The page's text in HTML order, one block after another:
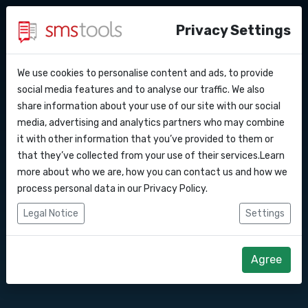
API Docs
Webhooks
Integrationen
Zapier
Warum smstools?
Blog
Service level agreement
Kontakt
Eine preisangabe anfragen
Bulk SMS versenden nach
Ungarn
Senden Sie Bulk SMS nach Ungarn. SMS
Angebot anfordern
Privacy Settings
We use cookies to personalise content and ads, to provide
social media features and to analyse our traffic. We also
share information about your use of our site with our social
media, advertising and analytics partners who may combine
it with other information that you’ve provided to them or
that they’ve collected from your use of their services.Learn
more about who we are, how you can contact us and how we
process personal data in our Privacy Policy.
Legal Notice Settings
Agree